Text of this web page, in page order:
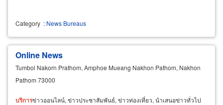
Category : News Bureaus
Online News
Tumbol Nakorn Prathom, Amphoe Mueang Nakhon Pathom, Nakhon
Pathom 73000
บริการข่าวออนไลน์, ข่าวประชาสัมพันธ์, ข่าวท่องเที่ยว, นำเสนอข่าวทั่วไป